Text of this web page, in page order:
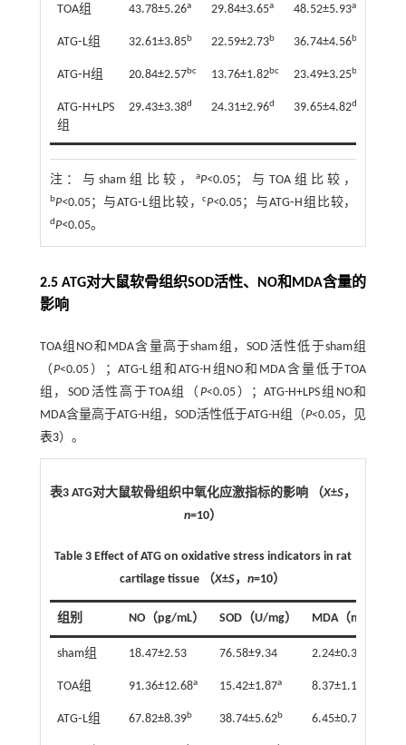
TOA组 43.78±5.26a 29.84±3.65a 48.52±5.93a
ATG⁃L组 32.61±3.85 b 22.59±2.73b 36.74±4.56 b
ATG⁃H组 20.84±2.57bc 13.76±1.82bc 23.49±3.25 bc
ATG⁃H+LPS
组
29.43±3.38d 24.31±2.96d 39.65±4.82d
注： 与sham组比较，aP<0.05；与TOA组比较，
bP<0.05；与ATG⁃L组比较，cP<0.05；与ATG⁃H组比较，
dP<0.05。
2.5 ATG对大鼠软骨组织SOD活性、NO和MDA含量的
影响
TOA组NO和MDA含量高于sham组，SOD活性低于sham组
（P<0.05）；ATG-L组和ATG-H组NO和MDA含量低于TOA
组，SOD活性高于TOA组（ P<0.05）；ATG-H+LPS组NO和
MDA含量高于ATG-H组，SOD活性低于ATG-H组（P<0.05，见
表3）。
表3 ATG对大鼠软骨组织中氧化应激指标的影响 （X±S，
n=10）
Table 3 Effect of ATG on oxidative stress indicators in rat
cartilage tissue （X±S，n=10）
组别 NO（pg/mL） SOD（U/mg） MDA（nmol/mg
sham组 18.47±2.53 76.58±9.34 2.24±0.32
TOA组 91.36±12.68a 15.42±1.87a 8.37±1.12
ATG⁃L组 67.82±8.39b 38.74±5.62b 6.45±0.76